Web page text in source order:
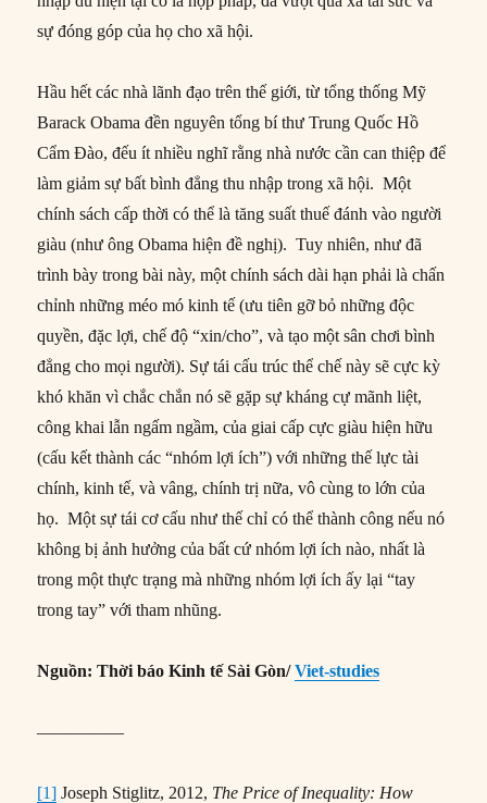
sự đóng góp của họ cho xã hội.
Hầu hết các nhà lãnh đạo trên thế giới, từ tổng thống Mỹ
Barack Obama đền nguyên tổng bí thư Trung Quốc Hồ
Cẩm Đào, đếu ít nhiều nghĩ rằng nhà nước cần can thiệp để
làm giảm sự bất bình đẳng thu nhập trong xã hội. Một
chính sách cấp thời có thể là tăng suất thuế đánh vào người
giàu (như ông Obama hiện đề nghị). Tuy nhiên, như đã
trình bày trong bài này, một chính sách dài hạn phải là chấn
chỉnh những méo mó kinh tế (ưu tiên gỡ bỏ những độc
quyền, đặc lợi, chế độ “xin/cho”, và tạo một sân chơi bình
đẳng cho mọi người). Sự tái cấu trúc thể chế này sẽ cực kỳ
khó khăn vì chắc chắn nó sẽ gặp sự kháng cự mãnh liệt,
công khai lẫn ngấm ngầm, của giai cấp cực giàu hiện hữu
(cấu kết thành các “nhóm lợi ích”) với những thế lực tài
chính, kinh tế, và vâng, chính trị nữa, vô cùng to lớn của
họ. Một sự tái cơ cấu như thế chỉ có thể thành công nếu nó
không bị ảnh hưởng của bất cứ nhóm lợi ích nào, nhất là
trong một thực trạng mà những nhóm lợi ích ấy lại “tay
trong tay” với tham nhũng.
Nguồn: Thời báo Kinh tế Sài Gòn/Viet-studies
—————
[1] Joseph Stiglitz, 2012, The Price of Inequality: How